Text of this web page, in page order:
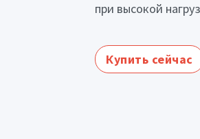
при высокой
Купить сейчас